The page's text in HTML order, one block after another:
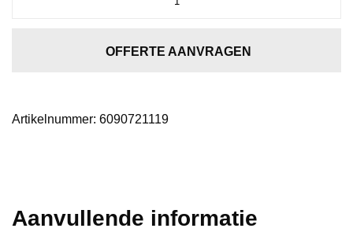
OFFERTE AANVRAGEN
Artikelnummer: 6090721119
Aanvullende informatie